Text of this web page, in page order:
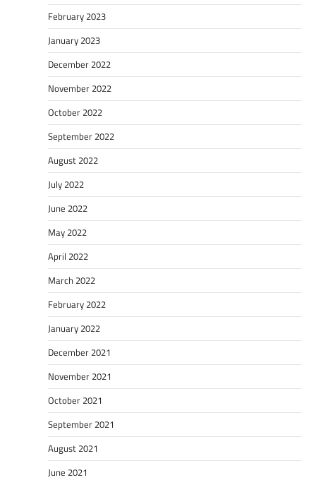
February 2023
January 2023
December 2022
November 2022
October 2022
September 2022
August 2022
July 2022
June 2022
May 2022
April 2022
March 2022
February 2022
January 2022
December 2021
November 2021
October 2021
September 2021
August 2021
June 2021